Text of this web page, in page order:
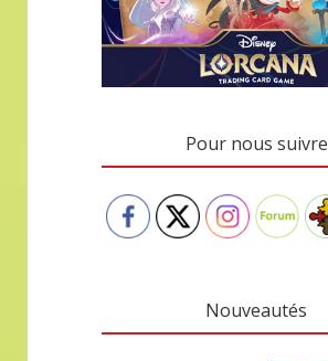
Pour nous suivre
Nouveautés